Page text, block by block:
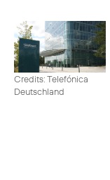
Credits: Telefónica
Deutschland